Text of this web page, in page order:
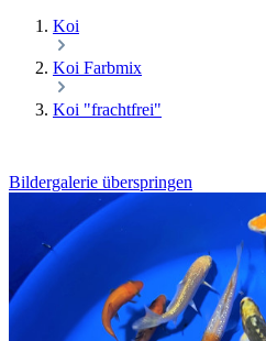
Koi
Koi Farbmix
Koi "frachtfrei"
Bildergalerie überspringen